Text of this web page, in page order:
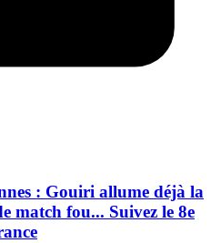
: Gouiri allume déjà la
match fou... Suivez le 8e